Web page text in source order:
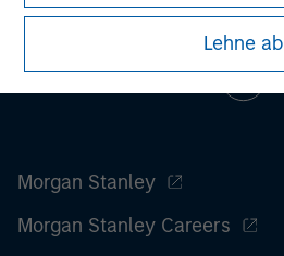
Lehne ab
Morgan Stanley
Morgan Stanley Careers